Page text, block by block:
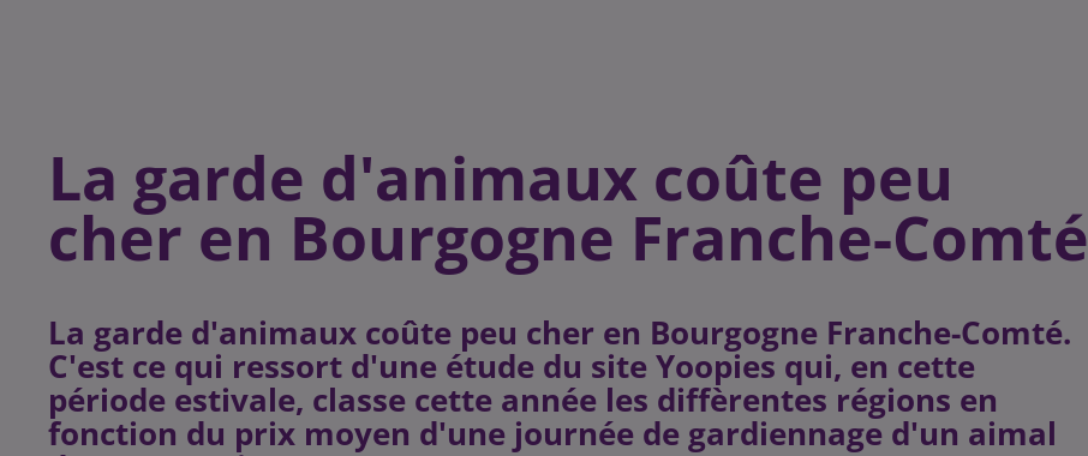
La garde d'animaux coûte peu
cher en Bourgogne Franche-Comté
La garde d'animaux coûte peu cher en Bourgogne Franche-Comté.
C'est ce qui ressort d'une étude du site Yoopies qui, en cette
période estivale, classe cette année les diffèrentes régions en
fonction du prix moyen d'une journée de gardiennage d'un aimal